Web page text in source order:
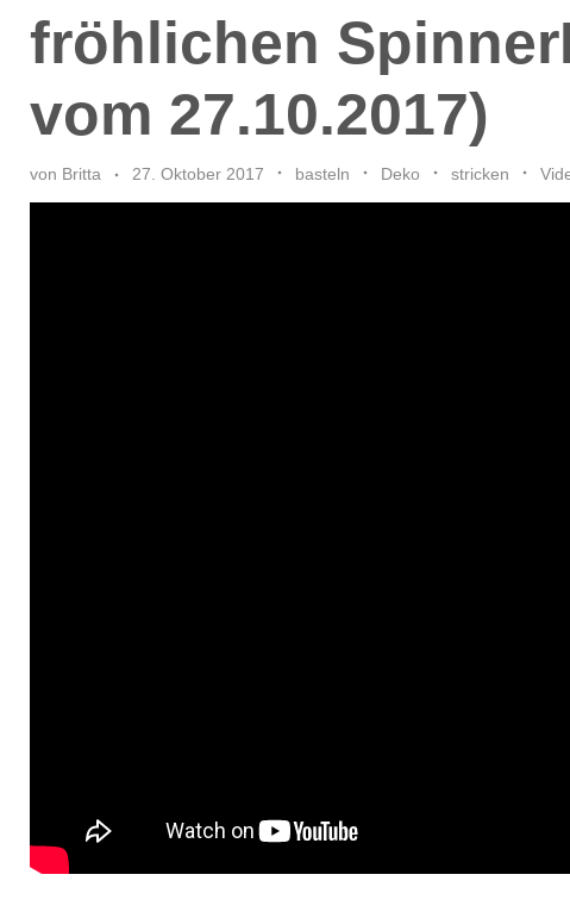
fröhlichen
vom 27.10.2017)
von Britta 27. Oktober 2017 basteln Deko stricken